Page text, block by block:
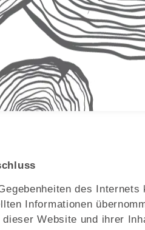
des
Informationen
Website und ihrer